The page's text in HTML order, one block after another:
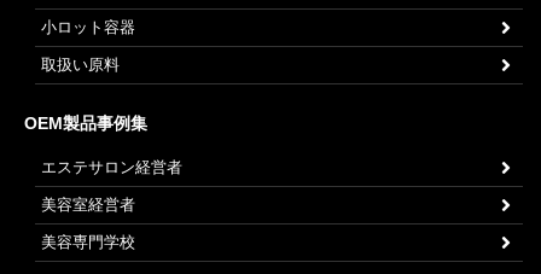
小ロット容器
取扱い原料
OEM製品事例集
エステサロン経営者
美容室経営者
美容専門学校